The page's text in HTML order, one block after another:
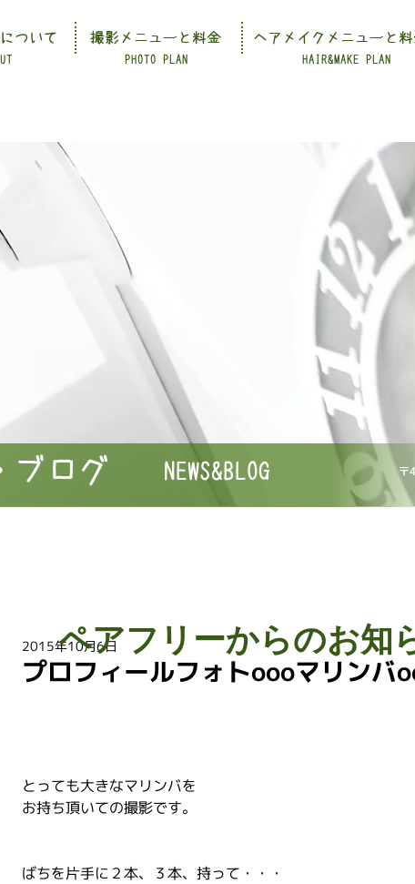
PHOTO PLAN HAIR&MAKE PLAN
ついて 撮影メニューと料金 ヘアメイクメニューと
〒
NEWS&BLOG
ブログ
プロフィールフォトoooマリンバ
2015年10月6日
とっても大きなマリンバを
お持ち頂いての撮影です。
ばちを片手に２本、３本、持って・・・
ペアフリーからのお知